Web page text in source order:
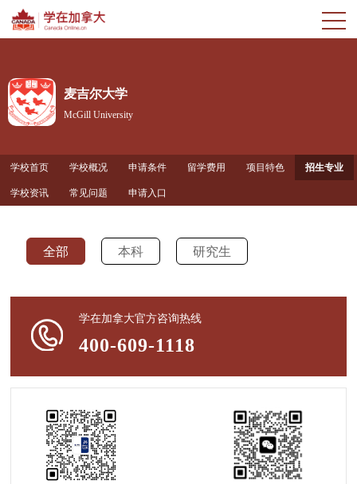
麦吉尔大学
McGill University
学校首页 学校概况 申请条件 留学费用 项目特色 招生专业
学校资讯 常见问题 申请入口
全部 本科 研究生
学在加拿大官方咨询热线
400-609-1118